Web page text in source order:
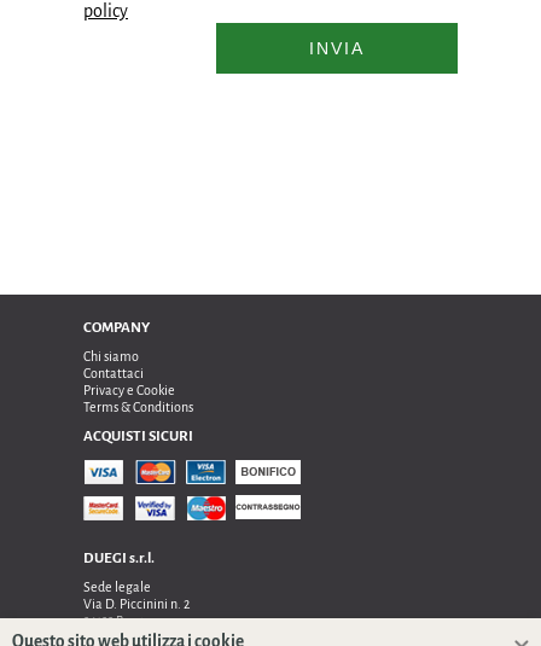
policy
INVIA
COMPANY
Chi siamo
Contattaci
Privacy e Cookie
Terms & Conditions
ACQUISTI SICURI
DUEGI s.r.l.
Sede legale
Via D. Piccinini n. 2
24122 Bergamo
Sede operativa e amministrativa:
Questo sito web utilizza i cookie